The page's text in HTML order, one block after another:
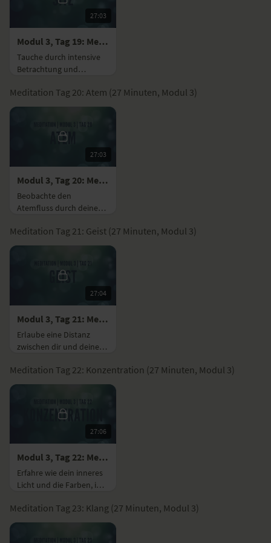
27:03
Modul 3, Tag 19: Meditation mit Fokus Sitz
Tauche durch intensive
Betrachtung und
Körpers, tief in die
Meditation ein.
Meditation Tag 20: Atem (27 Minuten, Modul 3)
27:03
Modul 3, Tag 20: Meditation mit Fokus Atem
Beobachte den
Atemfluss durch deine
Konzentration zu
bündeln.
Meditation Tag 21: Geist (27 Minuten, Modul 3)
27:04
Modul 3, Tag 21: Meditation mit Fokus Geist
Erlaube eine Distanz
zwischen dir und deinen
unnötigen geistigen
Impulse weniger werden.
Meditation Tag 22: Konzentration (27 Minuten, Modul 3)
27:06
Modul 3, Tag 22: Meditation mit Fokus Konzentration
Erfahre wie dein inneres
Licht und die Farben, im
und Herzschlag, jede
Zelle deines Körpers
Meditation Tag 23: Klang (27 Minuten, Modul 3)